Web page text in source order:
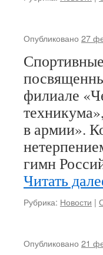
Опубликовано 27
филиале
в армии».
гимн
Читать
Рубрика: Новости |
Опубликовано 21